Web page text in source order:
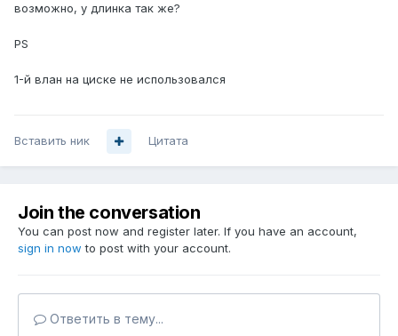
возможно, у длинка так же?
PS
1-й влан на циске не использовался
Вставить ник Цитата
Join the conversation
You can post now and register later. If you have an account,
sign in now to post with your account.
Ответить в тему...